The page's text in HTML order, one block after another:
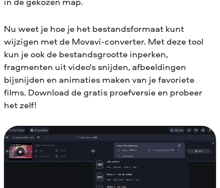
Nu weet je hoe je het bestandsformaat kunt
wijzigen met de Movavi-converter. Met deze tool
kun je ook de bestandsgrootte inperken,
fragmenten uit video's snijden, afbeeldingen
bijsnijden en animaties maken van je favoriete
films. Download de gratis proefversie en probeer
het zelf!